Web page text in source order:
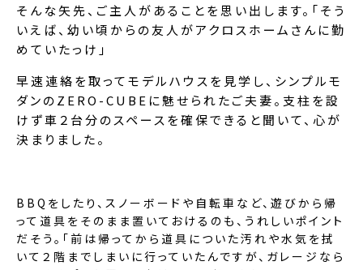
そんな矢先、ご主人があることを思い出します。「そう
いえば、幼い頃からの友人がアクロスホームさんに勤
めていたっけ」
早速連絡を取ってモデルハウスを見学し、シンプルモ
ダンのZERO-CUBEに魅せられたご夫妻。支柱を設
けず車２台分のスペースを確保できると聞いて、心が
決まりました。
BBQをしたり、スノーボードや自転車など、遊びから帰
って道具をそのまま置いておけるのも、うれしいポイント
だそう。「前は帰ってから道具についた汚れや水気を拭
いて２階までしまいに行っていたんですが、ガレージなら